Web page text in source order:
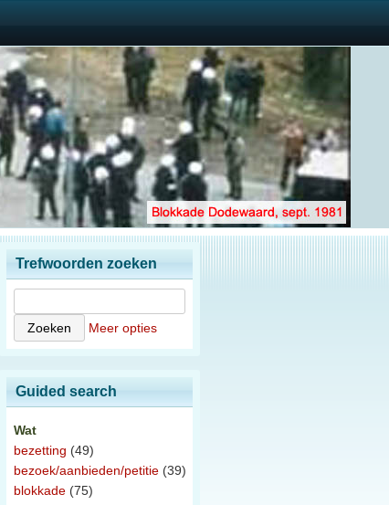
Trefwoorden zoeken
Meer opties
Guided search
Wat
bezetting (49)
bezoek/aanbieden/petitie (39)
blokkade (75)